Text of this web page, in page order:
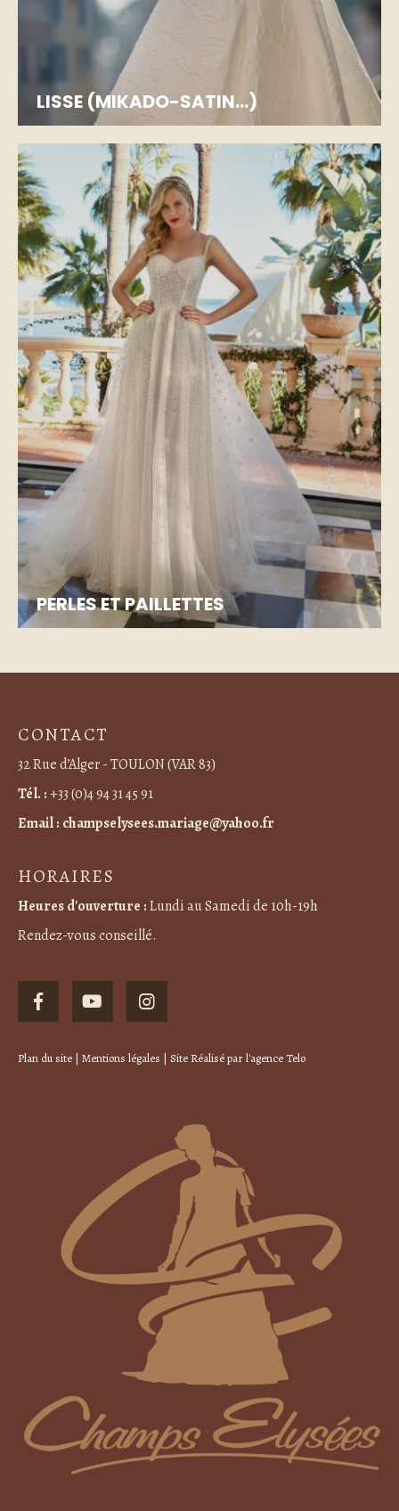
LISSE (MIKADO-SATIN...)
PERLES ET PAILLETTES
CONTACT
32 Rue d’Alger - TOULON (VAR 83)
Tél. :+33 (0)4 94 31 45 91
Email : champselysees.mariage@yahoo.fr
HORAIRES
Heures d'ouverture :Lundi au Samedi de 10h-19h
Rendez-vous conseillé.
Plan du site | Mentions légales | Site Réalisé parl'agence Telo